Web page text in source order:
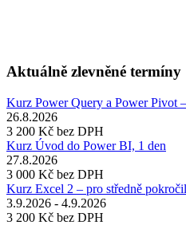
Aktuálně zlevněné termíny
Kurz Power Query a Power Pivot
26.8.2026
3 200 Kč bez DPH
Kurz Úvod do Power BI, 1 den
27.8.2026
3 000 Kč bez DPH
Kurz Excel 2 – pro středně
3.9.2026 - 4.9.2026
3 200 Kč bez DPH